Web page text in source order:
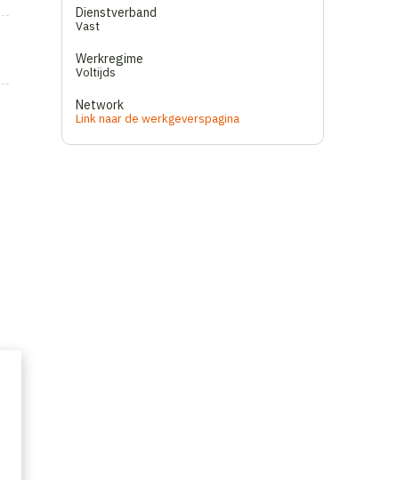
Dienstverband
Vast
Werkregime
Voltijds
Network
Link naar de werkgeverspagina